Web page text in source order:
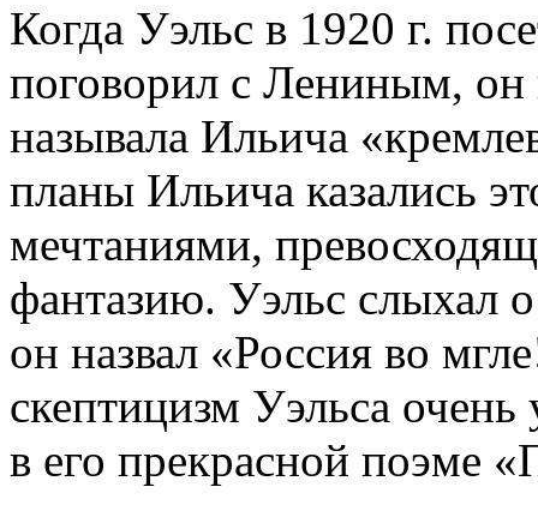
Когда Уэльс в 1920 г.
поговорил с Лениным, он
называла Ильича
планы Ильича казались
мечтаниями,
фантазию. Уэльс
он назвал «Россия во
скептицизм Уэльса
в его прекрасной поэме